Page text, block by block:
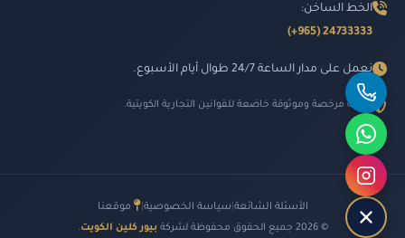
الخط الساخن:
24733333 (965+)
نعمل على مدار الساعة 24/7 طوال أيام الأسبوع.
شركة مرخصة وموثوقة خاضعة للقوانين التجارية الكويتية.
الأسئلة الشائعة سياسة الخصوصية |
موقعنا
© 2026 جميع الحقوق محفوظة لشركة
بيور كلين الكويت.